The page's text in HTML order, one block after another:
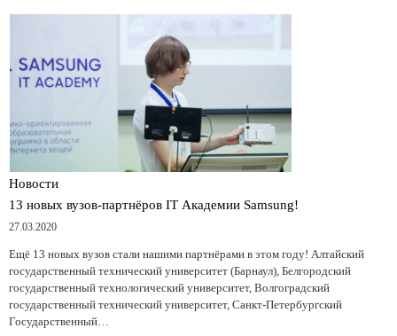
Новости
13 новых вузов-партнёров IT Академии Samsung!
27.03.2020
Ещё 13 новых вузов стали нашими партнёрами в этом году! Алтайский
государственный технический университет (Барнаул), Белгородский
государственный технологический университет, Волгоградский
государственный технический университет, Санкт-Петербургский
Государственный…